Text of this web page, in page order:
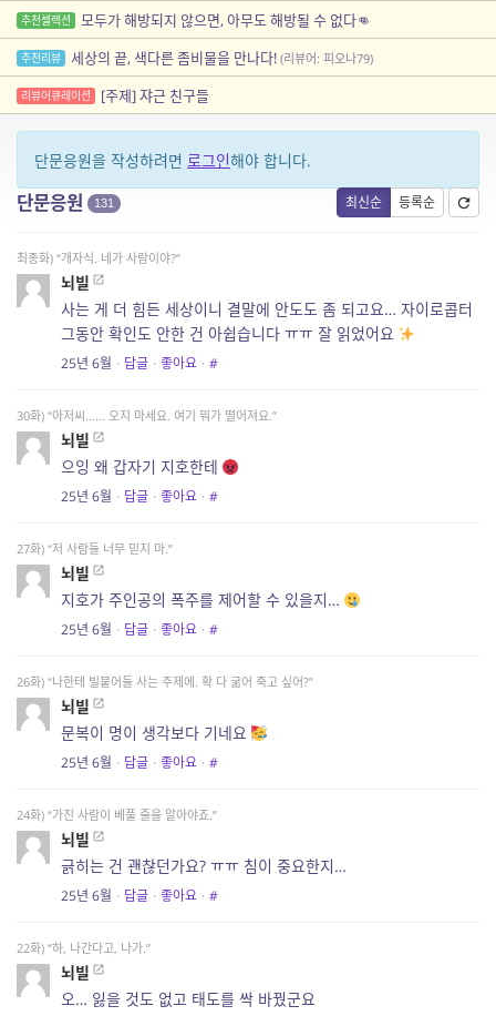
추천셀렉션 모두가 해방되지 않으면, 아무도 해방될 수 없다👊
추천리뷰 세상의 끝, 색다른 좀비물을 만나다! (리뷰어: 피오나79)
리뷰어큐레이션 [주제] 쟈근 친구들
단문응원을 작성하려면 로그인해야 합니다.
최신순 등록순
단문응원 131
최종화) “개자식. 네가 사람이야?”
뇌빌
사는 게 더 힘든 세상이니 결말에 안도도 좀 되고요… 자이로콥터
그동안 확인도 안한 건 아쉽습니다 ㅠㅠ 잘 읽었어요
25년 6월 · 답글 · 좋아요 · #
30화) “아저씨…… 오지 마세요. 여기 뭐가 떨어져요.”
뇌빌
으잉 왜 갑자기 지호한테
25년 6월 · 답글 · 좋아요 · #
27화) “저 사람들 너무 믿지 마.”
뇌빌
지호가 주인공의 폭주를 제어할 수 있을지…
25년 6월 · 답글 · 좋아요 · #
26화) “나한테 빌붙어들 사는 주제에. 확 다 굶어 죽고 싶어?”
뇌빌
문복이 명이 생각보다 기네요
25년 6월 · 답글 · 좋아요 · #
24화) “가진 사람이 베풀 줄을 알아야죠.”
뇌빌
긁히는 건 괜찮던가요? ㅠㅠ 침이 중요한지…
25년 6월 · 답글 · 좋아요 · #
22화) “하, 나간다고, 나가.”
뇌빌
오… 잃을 것도 없고 태도를 싹 바꿨군요